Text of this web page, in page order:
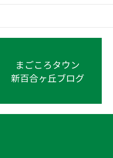
まごころタウン
新百合ヶ丘ブログ